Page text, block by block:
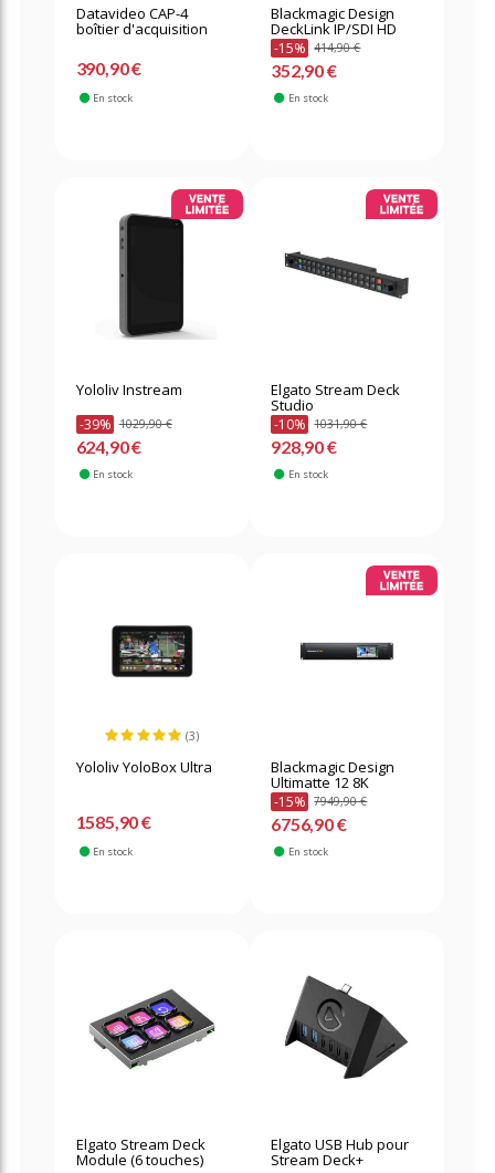
Datavideo CAP-4
boîtier d'acquisition
390,90 €
En stock
Blackmagic Design
DeckLink IP/SDI HD
-15% 414,90 €
352,90 €
En stock
Yololiv Instream
-39% 1029,90 €
624,90 €
En stock
Elgato Stream Deck
Studio
-10% 1031,90 €
928,90 €
En stock
(3)
Yololiv YoloBox Ultra
1585,90 €
En stock
Blackmagic Design
Ultimatte 12 8K
-15% 7949,90 €
6756,90 €
En stock
Elgato Stream Deck
Module (6 touches)
Elgato USB Hub pour
Stream Deck+